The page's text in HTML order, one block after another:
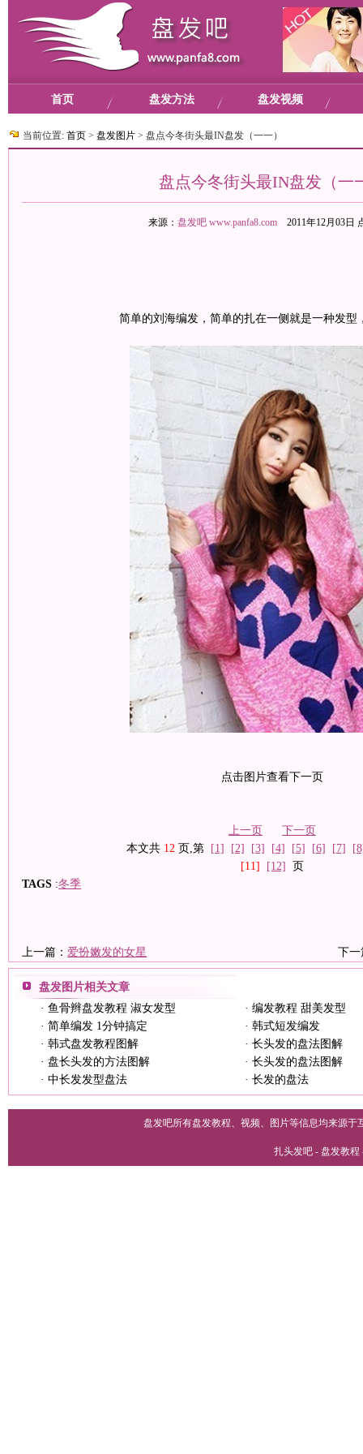
首页 盘发方法 盘发视频
当前位置: 首页 > 盘发图片 > 盘点今冬街头最IN盘发（一一）
盘点今冬街头最IN盘发（一
来源： 盘发吧 www.panfa8.com 2011年12月03日
简单的刘海编发，简单的扎在一侧就是一种发型
点击图片查看下一页
上一页
下一页
本文共12 页,第 [1] [2] [3] [4] [5] [6] [7]
[11]
[12]
页
TAGS :冬季
上一篇：爱扮嫩发的女星 下一
盘发图片相关文章
· 鱼骨辫盘发教程 淑女发型 · 编发教程 甜美发型
· 简单编发 1分钟搞定 · 韩式短发编发
· 韩式盘发教程图解 · 长头发的盘法图解
· 盘长头发的方法图解 · 长头发的盘法图解
· 中长发发型盘法 · 长发的盘法
盘发吧所有盘发教程、视频、图片等信息均来源
扎头发吧 - 盘发教